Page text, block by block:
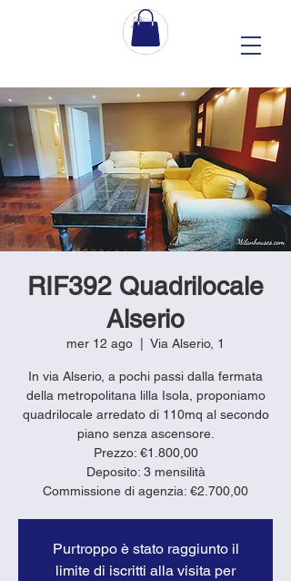
RIF392 Quadrilocale
Alserio
mer 12 ago Via Alserio, 1
In via Alserio, a pochi passi dalla fermata
della metropolitana lilla Isola, proponiamo
quadrilocale arredato di 110mq al secondo
piano senza ascensore.
Prezzo: €1.800,00
Deposito: 3 mensilità
Purtroppo è stato raggiunto il
limite di iscritti alla visita per